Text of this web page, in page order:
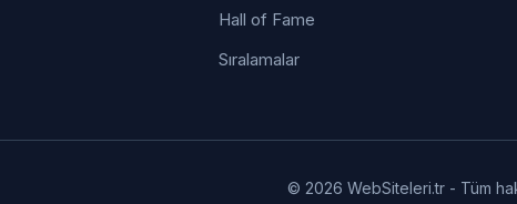
Hall of Fame
Sıralamalar
© 2026 WebSiteleri.tr - Tüm